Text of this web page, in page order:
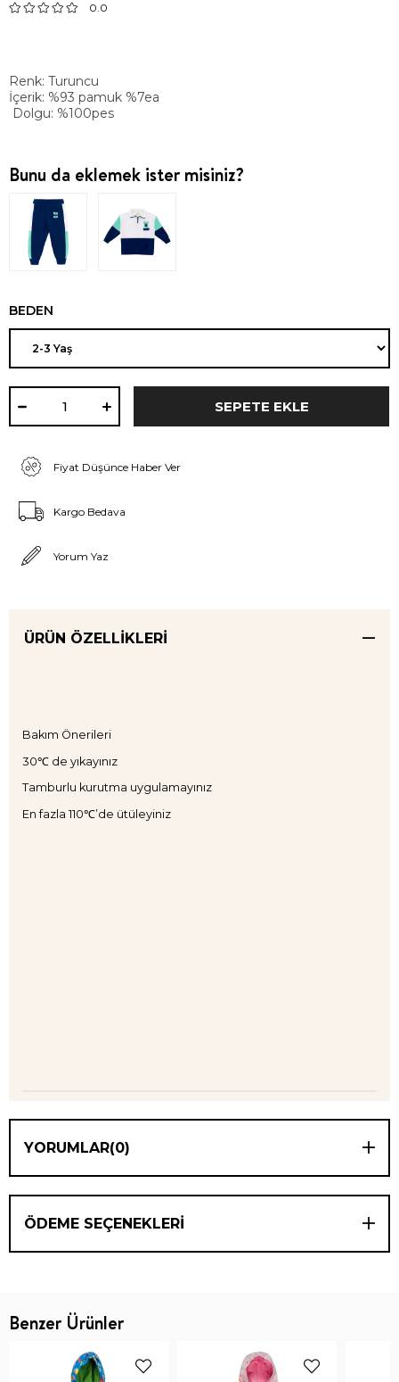
0.0
Renk: Turuncu
İçerik: %93 pamuk %7ea
Dolgu: %100pes
Bunu da eklemek ister misiniz?
BEDEN
Fiyat Düşünce Haber Ver
Kargo Bedava
Yorum Yaz
ÜRÜN ÖZELLIKLERI
Bakım Önerileri
30℃ de yıkayınız
Tamburlu kurutma uygulamayınız
En fazla 110℃’de ütüleyiniz
YORUMLAR(0)
ÖDEME SEÇENEKLERI
Benzer Ürünler